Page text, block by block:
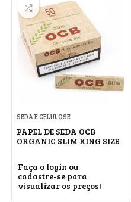
SEDA E CELULOSE
PAPEL DE SEDA OCB
ORGANIC SLIM KING SIZE
Faça o login ou
cadastre-se para
visualizar os preços!